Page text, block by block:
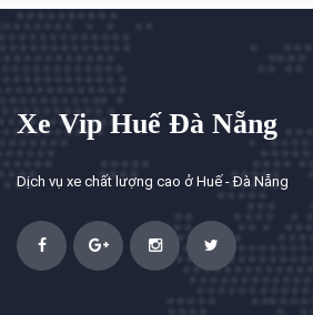
Xe Vip Huế Đà Nẵng
Dịch vụ xe chất lượng cao ở Huế - Đà Nẵng